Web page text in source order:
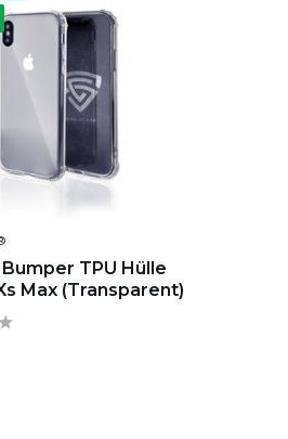
TPU Hülle
Max (Transparent)